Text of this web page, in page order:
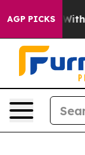
AGP PICKS
war With Iran